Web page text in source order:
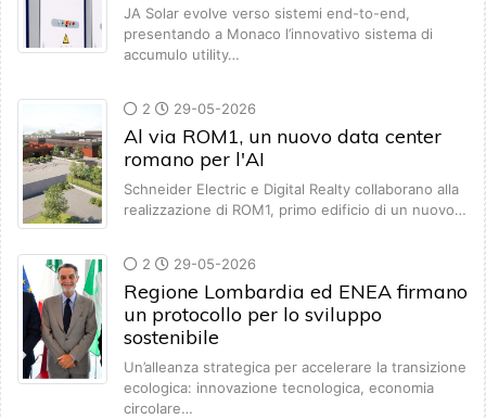
JA Solar evolve verso sistemi end-to-end,
presentando a Monaco l’innovativo sistema di
accumulo utility…
2 29-05-2026
Al via ROM1, un nuovo data center
romano per l'AI
Schneider Electric e Digital Realty collaborano alla
realizzazione di ROM1, primo edificio di un nuovo…
2 29-05-2026
Regione Lombardia ed ENEA firmano
un protocollo per lo sviluppo
sostenibile
Un’alleanza strategica per accelerare la transizione
ecologica: innovazione tecnologica, economia
circolare…